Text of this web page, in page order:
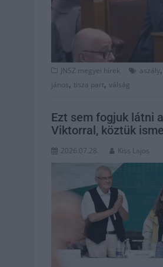
JNSZ megyei hírek aszály,
jános, tisza part, válság
Ezt sem fogjuk látni
Viktorral, köztük
2026.07.28. Kiss Lajos